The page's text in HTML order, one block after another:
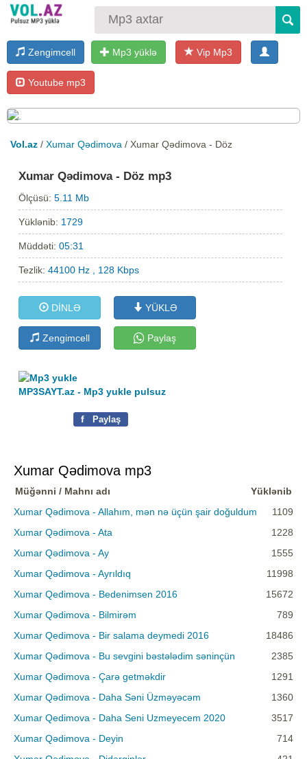
Zengimcell Mp3 yüklə Vip Mp3
Youtube mp3
Vol.az / Xumar Qədimova / Xumar Qədimova - Döz
Xumar Qədimova - Döz mp3
Ölçüsü:5.11 Mb
Yüklənib: 1729
Müddəti:05:31
Tezlik:44100 Hz , 128 Kbps
DİNLƏ YÜKLƏ
Zengimcell Paylaş
MP3SAYT.az - Mp3 yukle pulsuz
f Paylaş
Xumar Qədimova mp3
Müğənni / Mahnı adı
Yüklənib
Xumar Qədimova - Allahım, mən nə üçün şair doğuldum
1109
Xumar Qədimova - Ata
1228
Xumar Qədimova - Ay
1555
Xumar Qədimova - Ayrıldıq
11998
Xumar Qedimova - Bedenimsen 2016
15672
Xumar Qədimova - Bilmirəm
789
Xumar Qedimova - Bir salama deymedi 2016
18486
Xumar Qədimova - Bu sevgini bəstələdim səninçün
2385
Xumar Qədimova - Çarə getməkdir
1291
Xumar Qədimova - Daha Səni Üzməyəcəm
1360
Xumar Qedimova - Daha Seni Uzmeyecem 2020
3517
Xumar Qədimova - Deyin
714